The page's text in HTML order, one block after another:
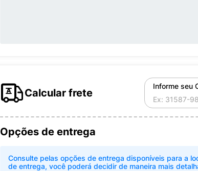
Calcular frete
Informe seu
Opções de entrega
Consulte pelas opções de entrega disponíveis para a
de entrega, você poderá decidir de maneira mais